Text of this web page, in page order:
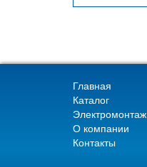
Главная
Каталог
Электромонтаж
О компании
Контакты